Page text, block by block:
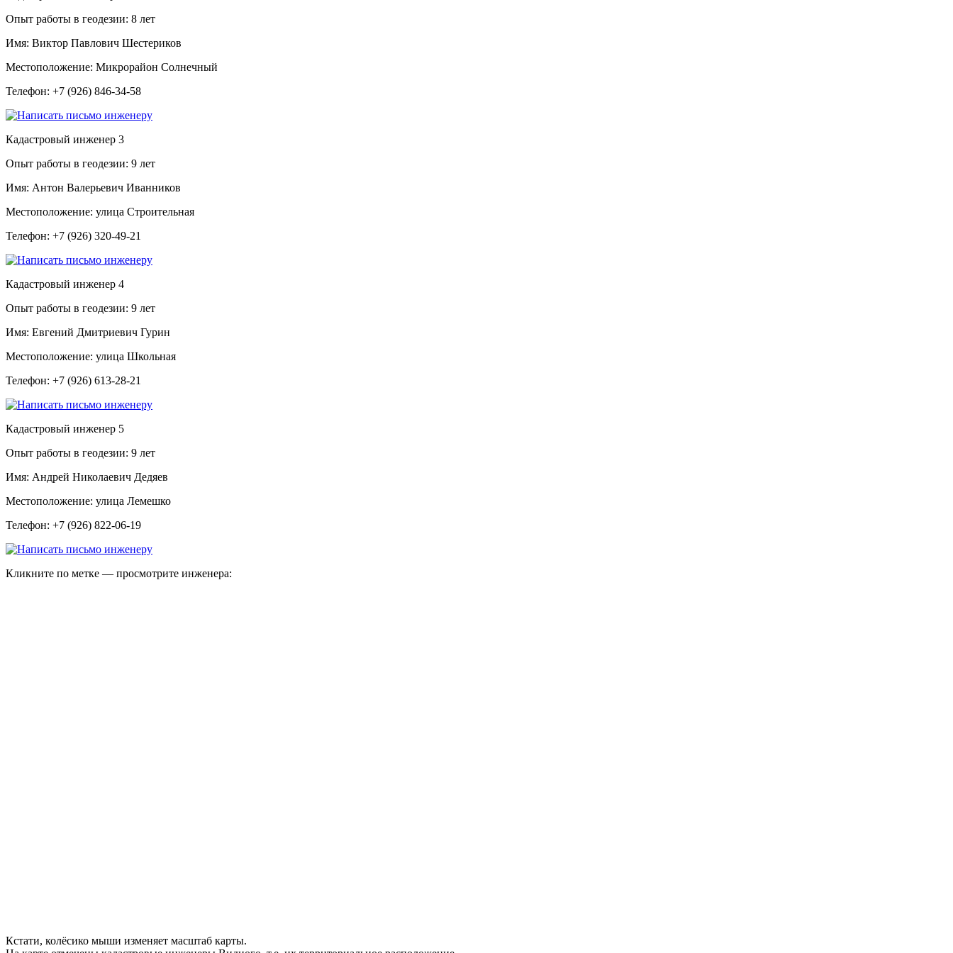
Опыт работы в геодезии: 8 лет
Имя: Виктор Павлович Шестериков
Местоположение: Микрорайон Солнечный
Телефон: +7 (926) 846-34-58
Кадастровый инженер 3
Опыт работы в геодезии: 9 лет
Имя: Антон Валерьевич Иванников
Местоположение: улица Строительная
Телефон: +7 (926) 320-49-21
Кадастровый инженер 4
Опыт работы в геодезии: 9 лет
Имя: Евгений Дмитриевич Гурин
Местоположение: улица Школьная
Телефон: +7 (926) 613-28-21
Кадастровый инженер 5
Опыт работы в геодезии: 9 лет
Имя: Андрей Николаевич Дедяев
Местоположение: улица Лемешко
Телефон: +7 (926) 822-06-19
Кликните по метке — просмотрите инженера:
Кстати, колёсико мыши изменяет масштаб карты.